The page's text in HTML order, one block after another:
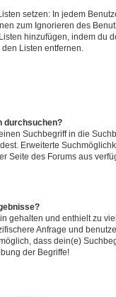
setzen: In jedem
zum Ignorieren des
hinzufügen, indem du
Listen entfernen.
durchsuchen?
Suchbegriff in die
Erweiterte
Seite des Forums aus
gehalten und enthielt zu
Anfrage und
dass dein(e)
der Begriffe!